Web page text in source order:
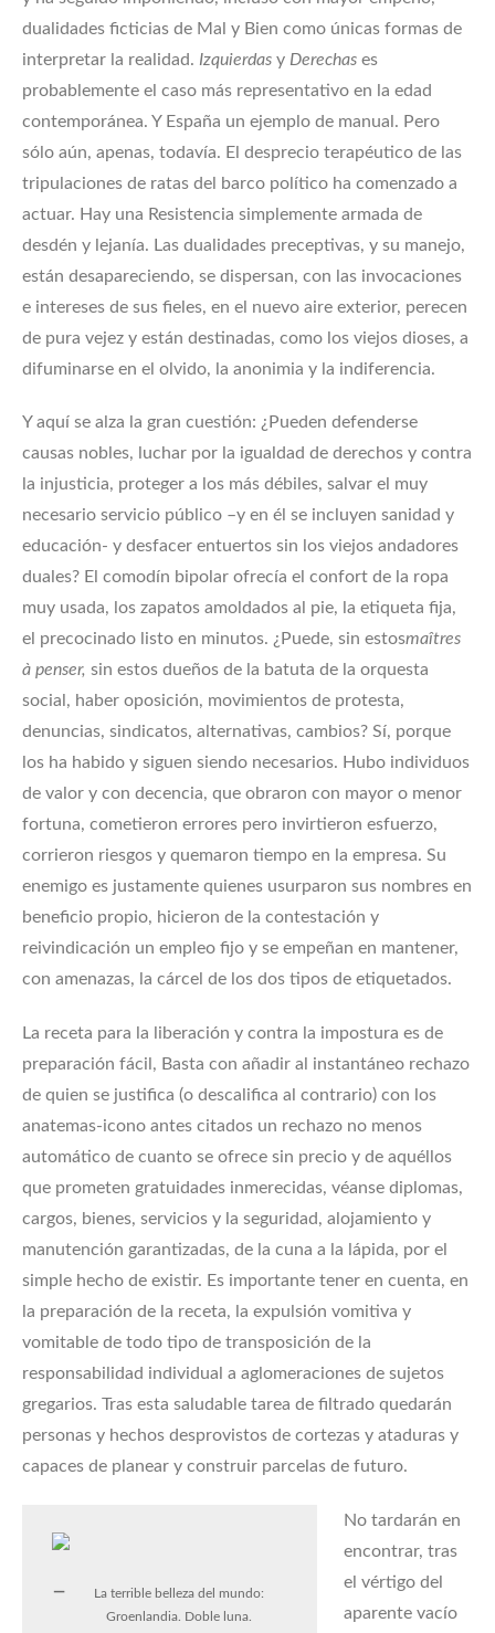
dualidades ficticias de Mal y Bien como únicas formas de
interpretar la realidad. Izquierdas y Derechas es
probablemente el caso más representativo en la edad
contemporánea. Y España un ejemplo de manual. Pero
sólo aún, apenas, todavía. El desprecio terapéutico de las
tripulaciones de ratas del barco político ha comenzado a
actuar. Hay una Resistencia simplemente armada de
desdén y lejanía. Las dualidades preceptivas, y su manejo,
están desapareciendo, se dispersan, con las invocaciones
e intereses de sus fieles, en el nuevo aire exterior, perecen
de pura vejez y están destinadas, como los viejos dioses, a
difuminarse en el olvido, la anonimia y la indiferencia.
Y aquí se alza la gran cuestión: ¿Pueden defenderse
causas nobles, luchar por la igualdad de derechos y contra
la injusticia, proteger a los más débiles, salvar el muy
necesario servicio público –y en él se incluyen sanidad y
educación- y desfacer entuertos sin los viejos andadores
duales? El comodín bipolar ofrecía el confort de la ropa
muy usada, los zapatos amoldados al pie, la etiqueta fija,
el precocinado listo en minutos. ¿Puede, sin estosmaîtres
à penser, sin estos dueños de la batuta de la orquesta
social, haber oposición, movimientos de protesta,
denuncias, sindicatos, alternativas, cambios? Sí, porque
los ha habido y siguen siendo necesarios. Hubo individuos
de valor y con decencia, que obraron con mayor o menor
fortuna, cometieron errores pero invirtieron esfuerzo,
corrieron riesgos y quemaron tiempo en la empresa. Su
enemigo es justamente quienes usurparon sus nombres en
beneficio propio, hicieron de la contestación y
reivindicación un empleo fijo y se empeñan en mantener,
con amenazas, la cárcel de los dos tipos de etiquetados.
La receta para la liberación y contra la impostura es de
preparación fácil, Basta con añadir al instantáneo rechazo
de quien se justifica (o descalifica al contrario) con los
anatemas-icono antes citados un rechazo no menos
automático de cuanto se ofrece sin precio y de aquéllos
que prometen gratuidades inmerecidas, véanse diplomas,
cargos, bienes, servicios y la seguridad, alojamiento y
manutención garantizadas, de la cuna a la lápida, por el
simple hecho de existir. Es importante tener en cuenta, en
la preparación de la receta, la expulsión vomitiva y
vomitable de todo tipo de transposición de la
responsabilidad individual a aglomeraciones de sujetos
gregarios. Tras esta saludable tarea de filtrado quedarán
personas y hechos desprovistos de cortezas y ataduras y
capaces de planear y construir parcelas de futuro.
La terrible belleza del mundo:
Groenlandia. Doble luna.
No tardarán en
encontrar, tras
el vértigo del
aparente vacío